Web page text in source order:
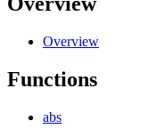
Overview
Functions
abs